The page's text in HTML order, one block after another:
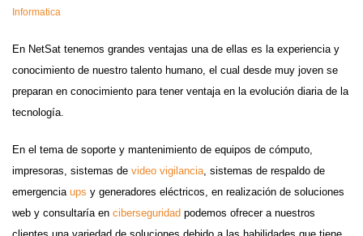
Informatica
En NetSat tenemos grandes ventajas una de ellas es la experiencia y
conocimiento de nuestro talento humano, el cual desde muy joven se
preparan en conocimiento para tener ventaja en la evolución diaria de la
tecnología.
En el tema de soporte y mantenimiento de equipos de cómputo,
impresoras, sistemas de video vigilancia, sistemas de respaldo de
emergencia ups y generadores eléctricos, en realización de soluciones
web y consultaría en ciberseguridad podemos ofrecer a nuestros